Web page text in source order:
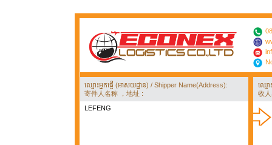
ឈ្មោះអ្នកផ្ញើ (អាសយដ្ឋាន) / Shipper Name(Address):
寄件人名称 ，地址 :
LEFENG
ឈ្មោ
收